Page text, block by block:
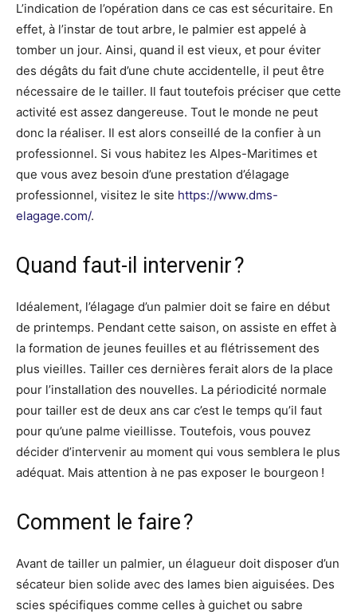
L’indication de l’opération dans ce cas est sécuritaire. En
effet, à l’instar de tout arbre, le palmier est appelé à
tomber un jour. Ainsi, quand il est vieux, et pour éviter
des dégâts du fait d’une chute accidentelle, il peut être
nécessaire de le tailler. Il faut toutefois préciser que cette
activité est assez dangereuse. Tout le monde ne peut
donc la réaliser. Il est alors conseillé de la confier à un
professionnel. Si vous habitez les Alpes-Maritimes et
que vous avez besoin d’une prestation d’élagage
professionnel, visitez le site https://www.dms-
elagage.com/.
Quand faut-il intervenir ?
Idéalement, l’élagage d’un palmier doit se faire en début
de printemps. Pendant cette saison, on assiste en effet à
la formation de jeunes feuilles et au flétrissement des
plus vieilles. Tailler ces dernières ferait alors de la place
pour l’installation des nouvelles. La périodicité normale
pour tailler est de deux ans car c’est le temps qu’il faut
pour qu’une palme vieillisse. Toutefois, vous pouvez
décider d’intervenir au moment qui vous semblera le plus
adéquat. Mais attention à ne pas exposer le bourgeon !
Comment le faire ?
Avant de tailler un palmier, un élagueur doit disposer d’un
sécateur bien solide avec des lames bien aiguisées. Des
scies spécifiques comme celles à guichet ou sabre